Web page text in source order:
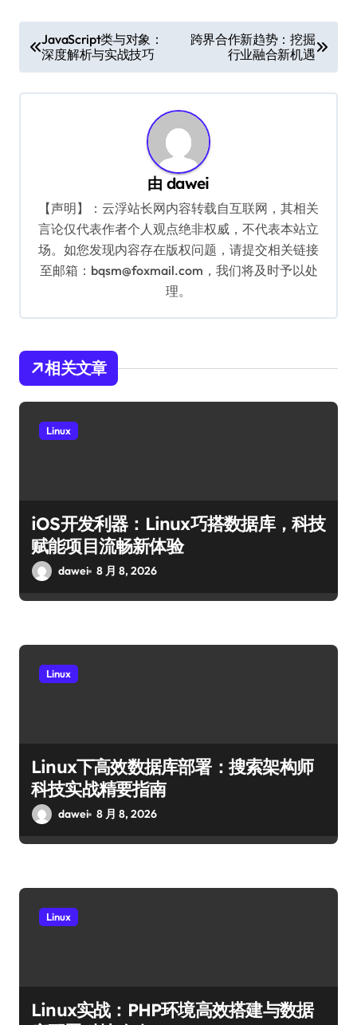
章
导
JavaScript类与对象：
深度解析与实战技巧
跨界合作新趋势：挖掘
行业融合新机遇
由dawei
【声明】：云浮站长网内容转载自互联网，其相关
言论仅代表作者个人观点绝非权威，不代表本站立
场。如您发现内容存在版权问题，请提交相关链接
至邮箱：bqsm@foxmail.com，我们将及时予以处
理。
相关文章
Linux
iOS开发利器：Linux巧搭数据库，科技
赋能项目流畅新体验
dawei 8 月 8, 2026
Linux
Linux下高效数据库部署：搜索架构师
科技实战精要指南
dawei 8 月 8, 2026
Linux
Linux实战：PHP环境高效搭建与数据